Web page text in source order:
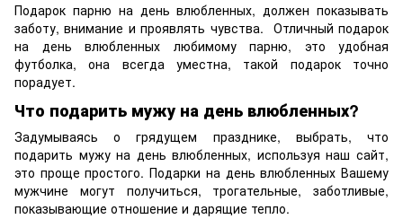
Подарок парню на день влюбленных, должен показывать
заботу, внимание и проявлять чувства. Отличный подарок
на день влюбленных любимому парню, это удобная
футболка, она всегда уместна, такой подарок точно
порадует.
Что подарить мужу на день влюбленных?
Задумываясь о грядущем празднике, выбрать, что
подарить мужу на день влюбленных, используя наш сайт,
это проще простого. Подарки на день влюбленных Вашему
мужчине могут получиться, трогательные, заботливые,
показывающие отношение и дарящие тепло.